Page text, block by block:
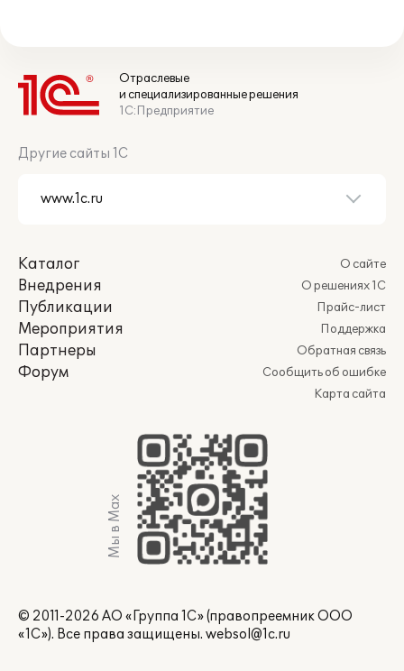
Отраслевые
и специализированные решения
1С:Предприятие
Другие сайты 1С
Каталог
Внедрения
Публикации
Мероприятия
Партнеры
Форум
О сайте
О решениях 1С
Прайс-лист
Поддержка
Обратная связь
Сообщить об ошибке
Карта сайта
Мы в Max
© 2011-2026 АО «Группа 1С» (правопреемник ООО
«1С»). Все права защищены. websol@1c.ru